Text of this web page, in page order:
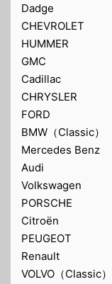
Dadge
CHEVROLET
HUMMER
GMC
Cadillac
CHRYSLER
FORD
BMW（Classic）
Mercedes Benz
Audi
Volkswagen
PORSCHE
Citroën
PEUGEOT
Renault
VOLVO（Classic）